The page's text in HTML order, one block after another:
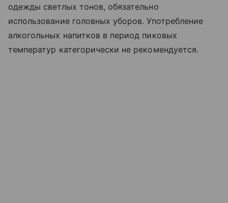
одежды светлых тонов, обязательно
использование головных уборов. Употребление
алкогольных напитков в период пиковых
температур категорически не рекомендуется.